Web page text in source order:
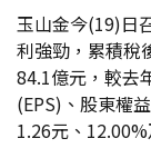
玉山金今(19)日
利強勁，累積稅
84.1億元，較去
(EPS)、股東權
1.26元、